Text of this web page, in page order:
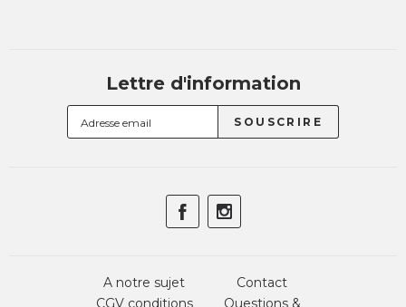
Lettre d'information
A notre sujet
CGV conditions
Contact
Questions &